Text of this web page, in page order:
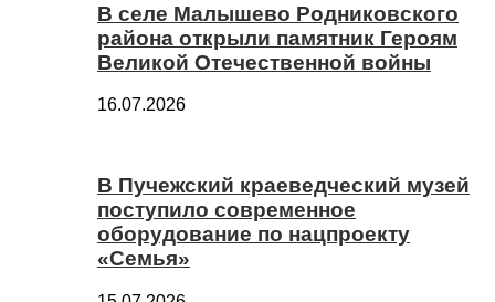
В селе Малышево Родниковского
района открыли памятник Героям
Великой Отечественной войны
16.07.2026
В Пучежский краеведческий музей
поступило современное
оборудование по нацпроекту
«Семья»